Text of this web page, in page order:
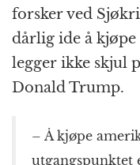
forsker ved
dårlig ide å
legger ikke skjul
Donald Trump.
– Å kjøpe
utgangspunktet